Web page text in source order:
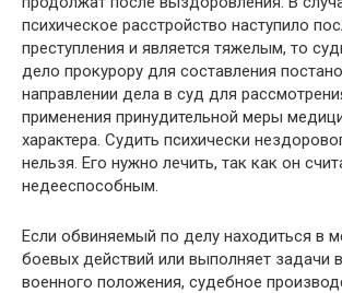
психическое расстройство наступило
преступления и является тяжелым, то
дело прокурору для составления
направлении дела в суд для
применения принудительной меры
характера. Судить психически
нельзя. Его нужно лечить, так как он
недееспособным.
Если обвиняемый по делу находиться в
боевых действий или выполняет задачи
военного положения, судебное